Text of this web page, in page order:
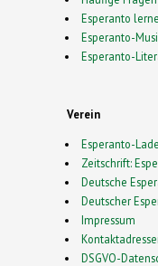
Esperanto
Esperanto-
Esperanto-
Verein
Esperanto-
Zeitschrift:
Deutsche
Deutscher
Impressum
DSGVO-